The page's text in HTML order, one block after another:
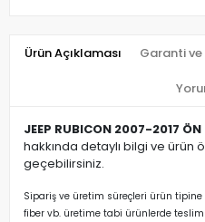
Ürün Açıklaması Garanti
JEEP RUBICON 2007-2017
hakkında detaylı bilgi ve ürün
geçebilirsiniz.
Sipariş ve üretim süreçleri ürün tipine
fiber vb. üretime tabi ürünlerde teslim